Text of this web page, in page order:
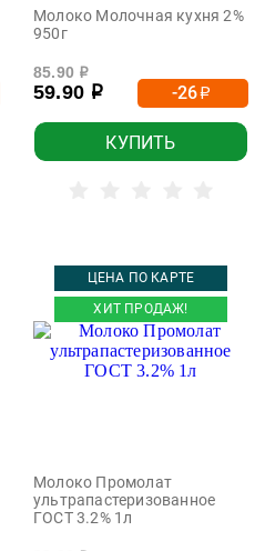
Молоко Молочная кухня 2%
950г
85.90 р
59.90 р -26р
КУПИТЬ
ЦЕНА ПО КАРТЕ
ХИТ ПРОДАЖ!
Молоко Промолат
ультрапастеризованное
ГОСТ 3.2% 1л